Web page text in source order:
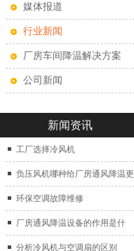
媒体报道
行业新闻
厂房车间降温解决方案
公司新闻
新闻资讯
工厂选择冷风机
负压风机哪种给厂房通风降温更
好？
环保空调故障维修
厂房通风降温设备的作用是什
么？
分析冷风机与空调扇的区别